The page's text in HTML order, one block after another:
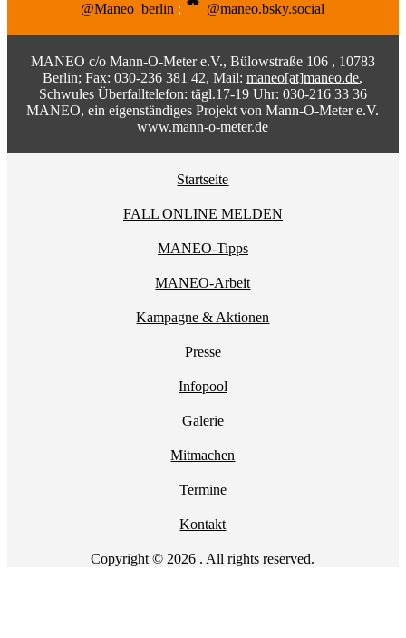
@Maneo_berlin ; @maneo.bsky.social
MANEO c/o Mann-O-Meter e.V., Bülowstraße 106 , 10783
Berlin; Fax: 030-236 381 42, Mail:maneo[at]maneo.de,
Schwules Überfalltelefon: tägl.17-19 Uhr: 030-216 33 36
MANEO, ein eigenständiges Projekt von Mann-O-Meter e.V.
www.mann-o-meter.de
Startseite
FALL ONLINE MELDEN
MANEO-Tipps
MANEO-Arbeit
Kampagne & Aktionen
Presse
Infopool
Galerie
Mitmachen
Termine
Kontakt
Copyright © 2026 . All rights reserved.